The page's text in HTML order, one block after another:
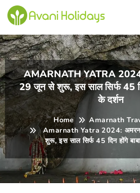
AMARNATH YATRA 2024:
29 जून से शुरू, इस साल सिर्फ 45 दिन
के दर्शन
Home
Amarnath
Amarnath Yatra 2024:
शुरू, इस साल सिर्फ 45 दिन होंगे